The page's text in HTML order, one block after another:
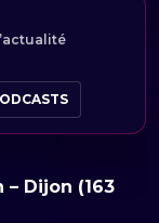
– Dijon (163